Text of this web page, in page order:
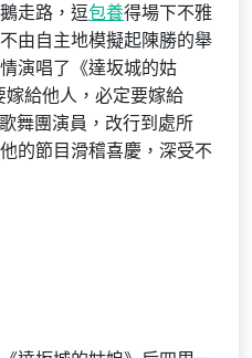
走路，逗包養得場下不雅
由自主地模擬起陳勝的舉
演唱了《達坂城的姑
嫁給他人，必定要嫁給
舞團演員，改行到處所
的節目滑稽喜慶，深受不